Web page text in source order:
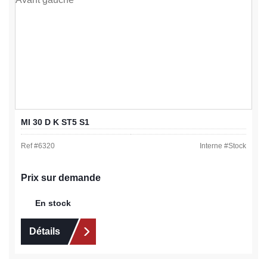
MI 30 D K ST5 S1
Ref #6320 Interne #Stock
Prix sur demande
En stock
Détails